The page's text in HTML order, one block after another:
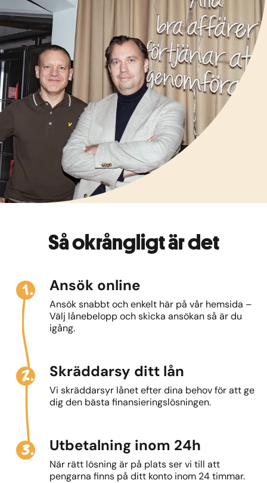
Så okrångligt är det
1. Ansök online
Ansök snabbt och enkelt här på vår hemsida –
Välj lånebelopp och skicka ansökan så är du
igång.
2. Skräddarsy ditt lån
Vi skräddarsyr lånet efter dina behov för att ge
dig den bästa finansieringslösningen.
3. Utbetalning inom 24h
När rätt lösning är på plats ser vi till att
pengarna finns på ditt konto inom 24 timmar.